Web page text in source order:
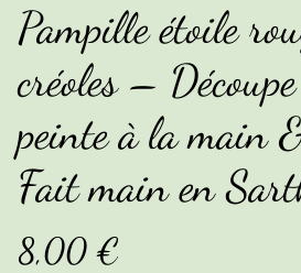
Pampille étoile
créoles –
peinte à la main
Fait main en
8,00 €